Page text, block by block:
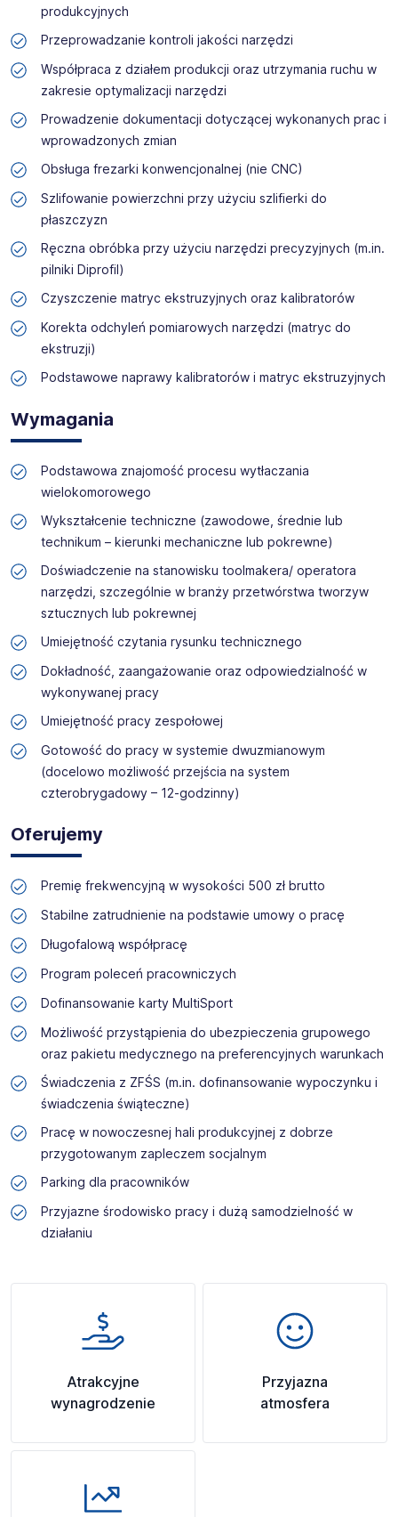
produkcyjnych
Przeprowadzanie kontroli jakości narzędzi
Współpraca z działem produkcji oraz utrzymania ruchu w
zakresie optymalizacji narzędzi
Prowadzenie dokumentacji dotyczącej wykonanych prac i
wprowadzonych zmian
Obsługa frezarki konwencjonalnej (nie CNC)
Szlifowanie powierzchni przy użyciu szlifierki do
płaszczyzn
Ręczna obróbka przy użyciu narzędzi precyzyjnych (m.in.
pilniki Diprofil)
Czyszczenie matryc ekstruzyjnych oraz kalibratorów
Korekta odchyleń pomiarowych narzędzi (matryc do
ekstruzji)
Podstawowe naprawy kalibratorów i matryc ekstruzyjnych
Wymagania
Podstawowa znajomość procesu wytłaczania
wielokomorowego
Wykształcenie techniczne (zawodowe, średnie lub
technikum – kierunki mechaniczne lub pokrewne)
Doświadczenie na stanowisku toolmakera/ operatora
narzędzi, szczególnie w branży przetwórstwa tworzyw
sztucznych lub pokrewnej
Umiejętność czytania rysunku technicznego
Dokładność, zaangażowanie oraz odpowiedzialność w
wykonywanej pracy
Umiejętność pracy zespołowej
Gotowość do pracy w systemie dwuzmianowym
(docelowo możliwość przejścia na system
czterobrygadowy – 12‑godzinny)
Oferujemy
Premię frekwencyjną w wysokości 500 zł brutto
Stabilne zatrudnienie na podstawie umowy o pracę
Długofalową współpracę
Program poleceń pracowniczych
Dofinansowanie karty MultiSport
Możliwość przystąpienia do ubezpieczenia grupowego
oraz pakietu medycznego na preferencyjnych warunkach
Świadczenia z ZFŚS (m.in. dofinansowanie wypoczynku i
świadczenia świąteczne)
Pracę w nowoczesnej hali produkcyjnej z dobrze
przygotowanym zapleczem socjalnym
Parking dla pracowników
Przyjazne środowisko pracy i dużą samodzielność w
działaniu
Atrakcyjne
wynagrodzenie
Przyjazna
atmosfera